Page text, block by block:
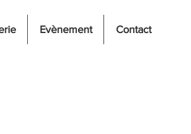
Evènement Contact